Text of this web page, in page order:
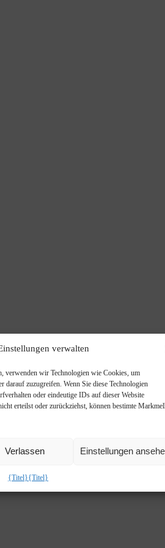
verwalten
verwenden wir Technologien wie Cookies, um
darauf zuzugreifen. Wenn Sie diese Technologien
oder eindeutige IDs auf dieser Website
erteilst oder zurückziehst, können bestimte
Verlassen Einstellungen
{Titel}{Titel}